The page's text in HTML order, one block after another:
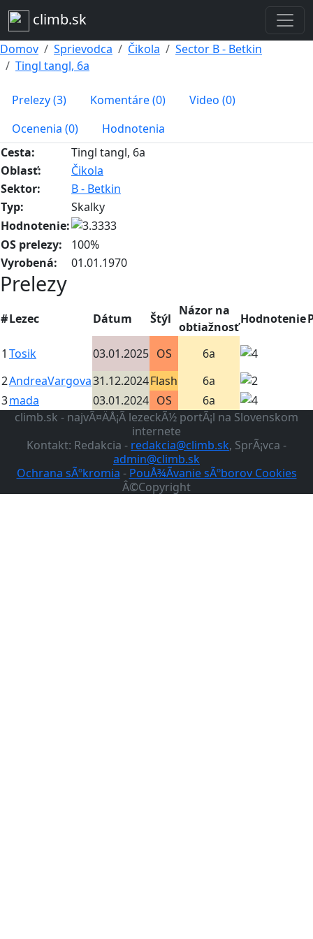
climb.sk
Domov Sprievodca Čikola
Sector B - Betkin
Tingl tangl, 6a
Prelezy (3) Komentáre (0)
Video (0)
Ocenenia (0)
Hodnotenia
Cesta:
Tingl tangl, 6a
Oblasť:
Čikola
Sektor:
B - Betkin
Typ:
Skalky
Hodnotenie:
OS prelezy:
100%
Vyrobená:
01.01.1970
Prelezy
#Lezec Dátum Štýl
Názor na
obtiažnosť
Hodnotenie
1 Tosik 03.01.2025 OS
6a
2AndreaVargova31.12.2024Flash
6a
3mada 03.01.2024 OS
6a
climb.sk - najvÃ¤ÄÅ¡Ã­ lezeckÃ½ portÃ¡l na Slovenskom
internete
Kontakt: Redakcia - redakcia@climb.sk, SprÃ¡vca -
admin@climb.sk
Ochrana sÃºkromia - PouÅ¾Ã­vanie sÃºborov Cookies
Â©Copyright